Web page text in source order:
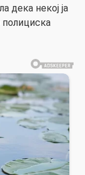
дека некој ја